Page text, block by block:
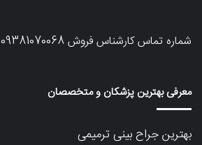
شماره تماس کارشناس فروش09381070068
معرفی بهترین پزشکان و متخصصان
بهترین جراح بینی ترمیمی